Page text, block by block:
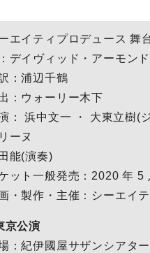
エイティプロデュース 舞
デイヴィッド・アーモンド
：浦辺千鶴
：ウォーリー木下
： 浜中文一 ・ 大東立樹(
ーヌ
能(演奏)
ット一般発売：2020 年 5
・製作・主催：シーエイ
京公演
：紀伊國屋サザンシアタ